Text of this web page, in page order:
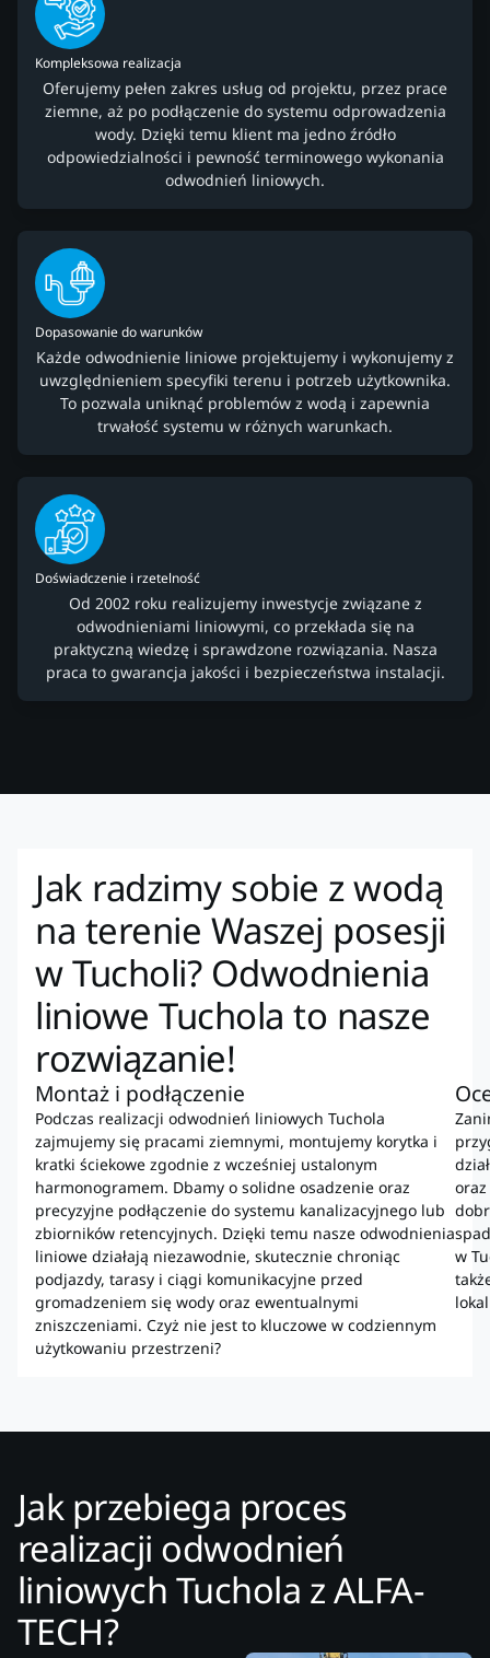
Kompleksowa realizacja
Oferujemy pełen zakres usług od projektu, przez prace
ziemne, aż po podłączenie do systemu odprowadzenia
wody. Dzięki temu klient ma jedno źródło
odpowiedzialności i pewność terminowego wykonania
odwodnień liniowych.
Dopasowanie do warunków
Każde odwodnienie liniowe projektujemy i wykonujemy z
uwzględnieniem specyfiki terenu i potrzeb użytkownika.
To pozwala uniknąć problemów z wodą i zapewnia
trwałość systemu w różnych warunkach.
Doświadczenie i rzetelność
Od 2002 roku realizujemy inwestycje związane z
odwodnieniami liniowymi, co przekłada się na
praktyczną wiedzę i sprawdzone rozwiązania. Nasza
praca to gwarancja jakości i bezpieczeństwa instalacji.
Jak radzimy sobie z wodą
na terenie Waszej posesji
w Tucholi? Odwodnienia
liniowe Tuchola to nasze
rozwiązanie!
Montaż i podłączenie
Podczas realizacji odwodnień liniowych Tuchola
zajmujemy się pracami ziemnymi, montujemy korytka i
kratki ściekowe zgodnie z wcześniej ustalonym
harmonogramem. Dbamy o solidne osadzenie oraz
precyzyjne podłączenie do systemu kanalizacyjnego lub
zbiorników retencyjnych. Dzięki temu nasze odwodnienia
liniowe działają niezawodnie, skutecznie chroniąc
podjazdy, tarasy i ciągi komunikacyjne przed
gromadzeniem się wody oraz ewentualnymi
zniszczeniami. Czyż nie jest to kluczowe w codziennym
użytkowaniu przestrzeni?
w
Jak przebiega proces
realizacji odwodnień
liniowych Tuchola z ALFA-
TECH?